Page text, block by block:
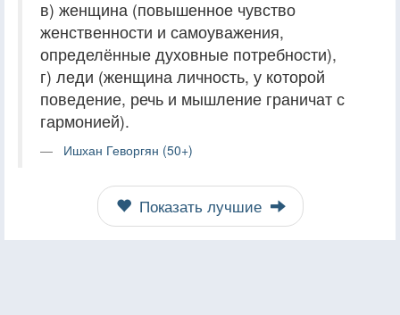
в) женщина (повышенное чувство
женственности и самоуважения,
определённые духовные потребности),
г) леди (женщина личность, у которой
поведение, речь и мышление граничат с
гармонией).
Ишхан Геворгян (50+)
Показать лучшие